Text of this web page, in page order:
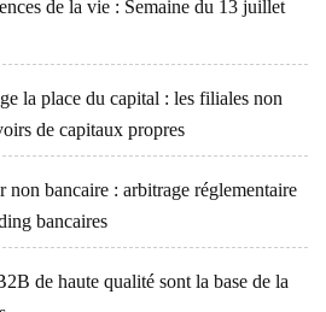
de la vie : Semaine du 13 juillet
la place du capital : les filiales non
de capitaux propres
non bancaire : arbitrage réglementaire
bancaires
de haute qualité sont la base de la